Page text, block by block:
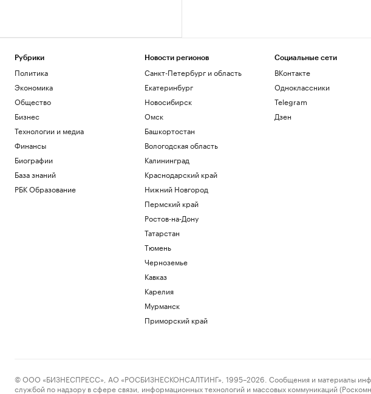
Рубрики
Политика
Экономика
Общество
Бизнес
Технологии и медиа
Финансы
Биографии
База знаний
РБК Образование
Новости регионов
Санкт-Петербург и область
Екатеринбург
Новосибирск
Омск
Башкортостан
Вологодская область
Калининград
Краснодарский край
Нижний Новгород
Пермский край
Ростов-на-Дону
Татарстан
Тюмень
Черноземье
Кавказ
Карелия
Мурманск
Приморский край
Социальные сети
ВКонтакте
Одноклассники
Telegram
Дзен
© ООО «БИЗНЕСПРЕСС», АО «РОСБИЗНЕСКОНСАЛТИНГ», 1995–2026. Сообщения и материалы
службой по надзору в сфере связи, информационных технологий и массовых коммуникаций